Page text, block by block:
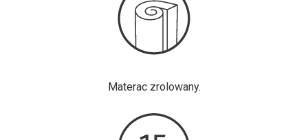
Materac zrolowany.